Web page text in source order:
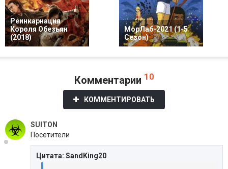
Реинкарнация
Короля Обезьян
(2018)
МорЛаб-2021 (1-5
Сезон)
Комментарии 10
КОММЕНТИРОВАТЬ
SUITON
Посетители
Цитата: SandKing20